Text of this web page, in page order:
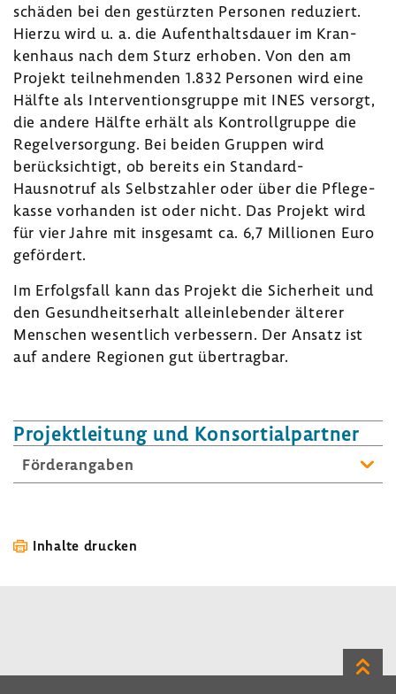
schäden bei den gestürzten Personen redu­ziert.
Hierzu wird u. a. die Aufent­halts­dauer im Kran­
ken­haus nach dem Sturz erhoben. Von den am
Projekt teil­neh­menden 1.832 Personen wird eine
Hälfte als Inter­ven­ti­ons­gruppe mit INES versorgt,
die andere Hälfte erhält als Kontroll­gruppe die
Regel­ver­sor­gung. Bei beiden Gruppen wird
berück­sich­tigt, ob bereits ein Standard-​
Hausnotruf als Selbst­zahler oder über die Pfle­ge­
kasse vorhanden ist oder nicht. Das Projekt wird
für vier Jahre mit insge­samt ca. 6,7 Millionen Euro
geför­dert.
Im Erfolgs­fall kann das Projekt die Sicher­heit und
den Gesund­heits­er­halt allein­le­bender älterer
Menschen wesent­lich verbes­sern. Der Ansatz ist
auf andere Regionen gut über­tragbar.
Projekt­lei­tung und Konsor­ti­al­partner
Förder­an­gaben
Inhalte drucken
Zum